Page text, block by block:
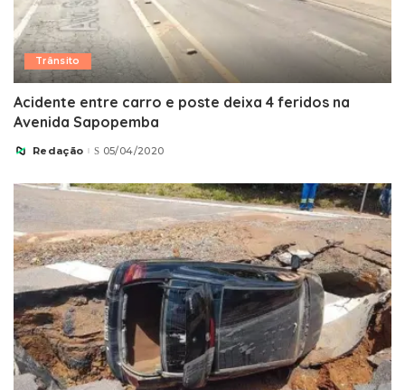
Trânsito
Acidente entre carro e poste deixa 4 feridos na
Avenida Sapopemba
Posted
Redação 05/04/2020